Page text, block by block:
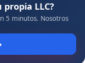
LLC?
5 minutos. Nosotros